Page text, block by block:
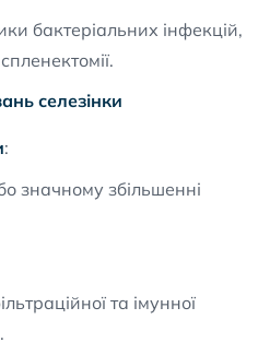
бактеріальних інфекцій,
селезінки
:
значному збільшенні
та імунної